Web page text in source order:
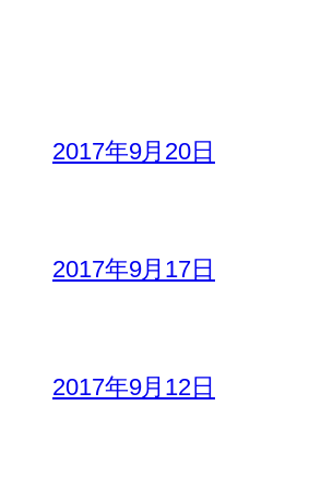
2017年9月20日
2017年9月17日
2017年9月12日